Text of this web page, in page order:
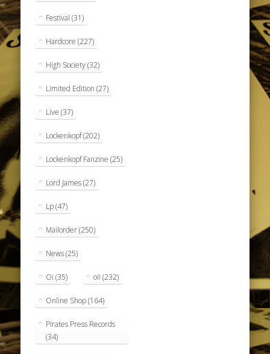
Festival (31)
Hardcore (227)
High Society(32)
Limited Edition (27)
Live (37)
Lockenkopf(202)
Lockenkopf Fanzine (25)
Lord James(27)
Lp(47)
Mailorder(250)
News(25)
Oi (35) oi! (232)
Online Shop(164)
Pirates Press Records
(34)